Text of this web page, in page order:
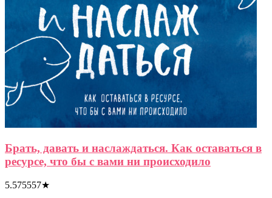
Брать, давать и наслаждаться. Как оставаться в
ресурсе, что бы с вами ни происходило
5.575557★